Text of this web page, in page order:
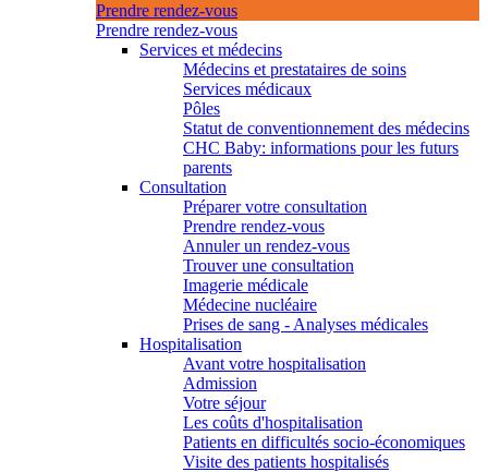
Prendre rendez-vous
Prendre rendez-vous
Services et médecins
Médecins et prestataires de soins
Services médicaux
Pôles
Statut de conventionnement des médecins
CHC Baby: informations pour les futurs
parents
Consultation
Préparer votre consultation
Prendre rendez-vous
Annuler un rendez-vous
Trouver une consultation
Imagerie médicale
Médecine nucléaire
Prises de sang - Analyses médicales
Hospitalisation
Avant votre hospitalisation
Admission
Votre séjour
Les coûts d'hospitalisation
Patients en difficultés socio-économiques
Visite des patients hospitalisés